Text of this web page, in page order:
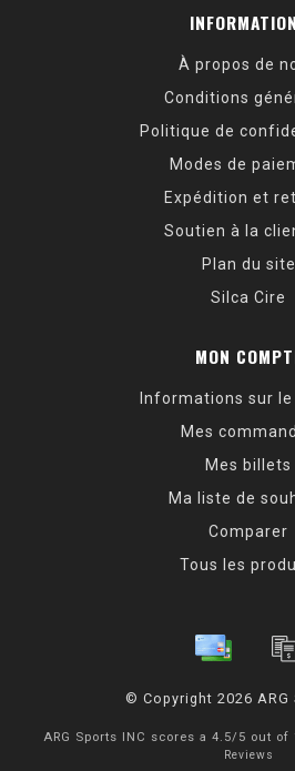
À propos de
Conditions
Politique de
Modes de
Expédition et
Soutien à la
Plan du site
Silca Cire
MON
Informations sur
Mes
Mes billets
Ma liste de
Comparer
Tous les
© Copyright 2026 ARG
ARG Sports INC scores a 4.5/ 5 out of
Reviews